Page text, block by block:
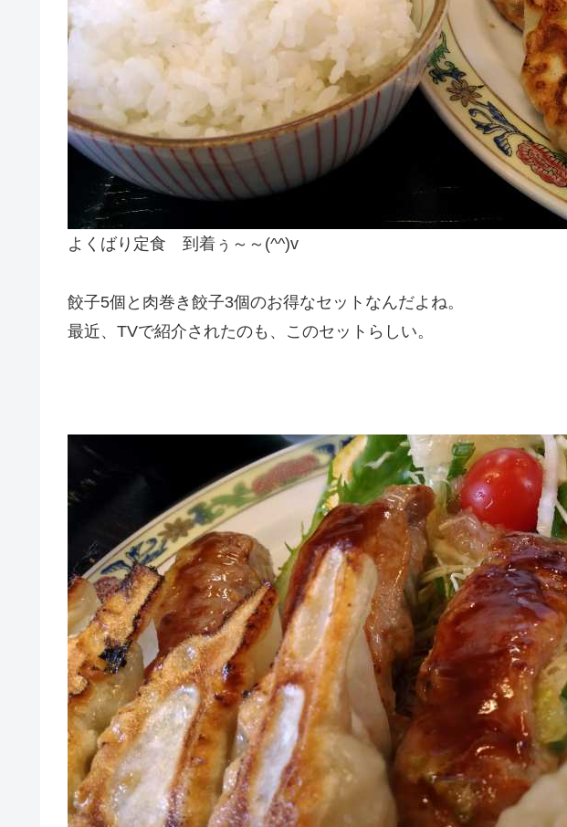
よくばり定食 到着ぅ～～(^^)v
餃子5個と肉巻き餃子3個のお得なセットなんだよね。
最近、TVで紹介されたのも、このセットらしい。